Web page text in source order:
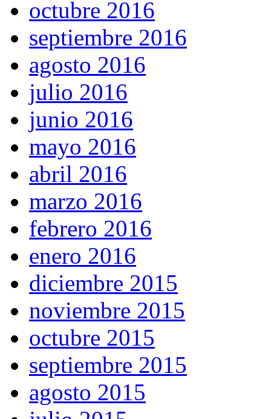
octubre 2016
septiembre 2016
agosto 2016
julio 2016
junio 2016
mayo 2016
abril 2016
marzo 2016
febrero 2016
enero 2016
diciembre 2015
noviembre 2015
octubre 2015
septiembre 2015
agosto 2015